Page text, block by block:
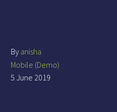
By anisha
Mobile (Demo)
5 June 2019